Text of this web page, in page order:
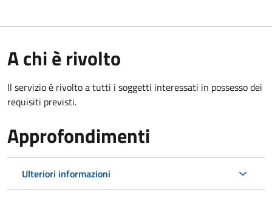
A chi è rivolto
Il servizio è rivolto a tutti i soggetti interessati in possesso dei
requisiti previsti.
Approfondimenti
Ulteriori informazioni